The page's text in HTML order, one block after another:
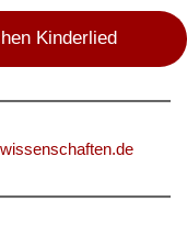
Kinderlied